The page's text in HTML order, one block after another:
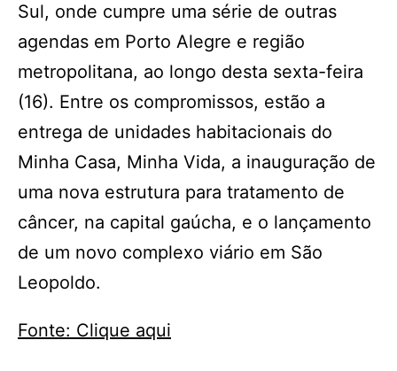
Sul, onde cumpre uma série de outras
agendas em Porto Alegre e região
metropolitana, ao longo desta sexta-feira
(16). Entre os compromissos, estão a
entrega de unidades habitacionais do
Minha Casa, Minha Vida, a inauguração de
uma nova estrutura para tratamento de
câncer, na capital gaúcha, e o lançamento
de um novo complexo viário em São
Leopoldo.
Fonte: Clique aqui